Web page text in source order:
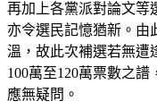
再加上各黨派對論文等
亦令選民記憶猶新。由
溫，故此次補選若無遭
100萬至120萬票數之
應無疑問。